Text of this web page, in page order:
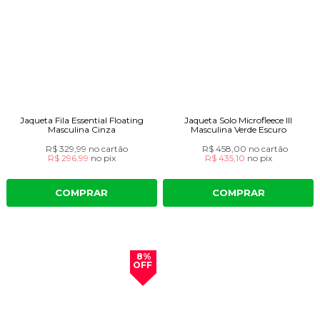
Jaqueta Fila Essential Floating
Masculina Cinza
R$ 329,99 no cartão
R$ 296,99 no pix
COMPRAR
Jaqueta Solo Microfleece III
Masculina Verde Escuro
R$ 458,00 no cartão
R$ 435,10 no pix
COMPRAR
8%
OFF